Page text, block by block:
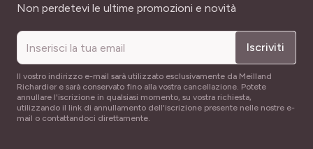
Indirizzo email
Non perdetevi le ultime promozioni e novità
Iscriviti
Il vostro indirizzo e-mail sarà utilizzato esclusivamente da Meilland
Richardier e sarà conservato fino alla vostra cancellazione. Potete
annullare l'iscrizione in qualsiasi momento, su vostra richiesta,
utilizzando il link di annullamento dell'iscrizione presente nelle nostre e-
mail o contattandoci direttamente.